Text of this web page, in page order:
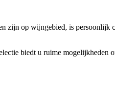
zijn op wijngebied, is persoonlijk
biedt u ruime mogelijkheden